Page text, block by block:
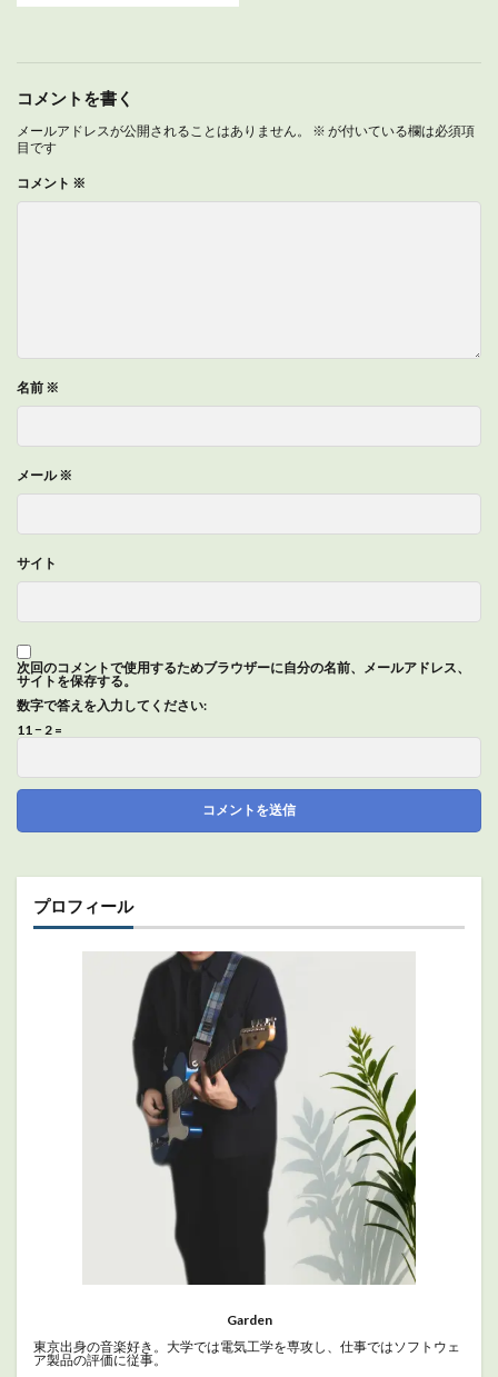
コメントを書く
メールアドレスが公開されることはありません。 ※ が付いている欄は必須項
目です
コメント ※
名前 ※
メール※
サイト
次回のコメントで使用するためブラウザーに自分の名前、メールアドレス、
サイトを保存する。
数字で答えを入力してください:
11 − 2 =
プロフィール
Garden
東京出身の音楽好き。大学では電気工学を専攻し、仕事ではソフトウェ
ア製品の評価に従事。